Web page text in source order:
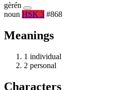
gèrén
noun HSK 3 #868
Meanings
1 individual
2 personal
Characters